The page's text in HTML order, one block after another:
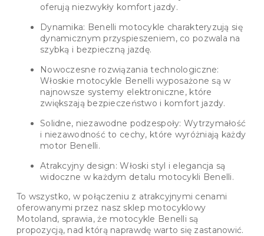
oferują niezwykły komfort jazdy.
Dynamika: Benelli motocykle charakteryzują się
dynamicznym przyspieszeniem, co pozwala na
szybką i bezpieczną jazdę.
Nowoczesne rozwiązania technologiczne:
Włoskie motocykle Benelli wyposażone są w
najnowsze systemy elektroniczne, które
zwiększają bezpieczeństwo i komfort jazdy.
Solidne, niezawodne podzespoły: Wytrzymałość
i niezawodność to cechy, które wyróżniają każdy
motor Benelli.
Atrakcyjny design: Włoski styl i elegancja są
widoczne w każdym detalu motocykli Benelli.
To wszystko, w połączeniu z atrakcyjnymi cenami
oferowanymi przez nasz sklep motocyklowy
Motoland, sprawia, że motocykle Benelli są
propozycją, nad którą naprawdę warto się zastanowić.